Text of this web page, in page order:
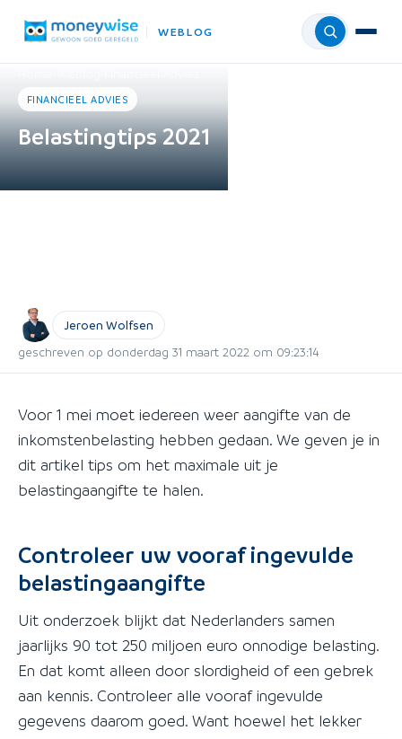
WEBLOG Menu
FINANCIEEL ADVIES
Belastingtips 2021
Jeroen Wolfsen
geschreven op donderdag 31 maart 2022 om 09:23:14
Voor 1 mei moet iedereen weer aangifte van de
inkomstenbelasting hebben gedaan. We geven je in
dit artikel tips om het maximale uit je
belastingaangifte te halen.
Controleer uw vooraf ingevulde
belastingaangifte
Uit onderzoek blijkt dat Nederlanders samen
jaarlijks 90 tot 250 miljoen euro onnodige belasting.
En dat komt alleen door slordigheid of een gebrek
aan kennis. Controleer alle vooraf ingevulde
gegevens daarom goed. Want hoewel het lekker